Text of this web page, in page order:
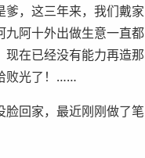
，这三年来，我们戴家
九阿十外出做生意一直都
在已经没有能力再造那
败光了！……
回家，最近刚刚做了笔